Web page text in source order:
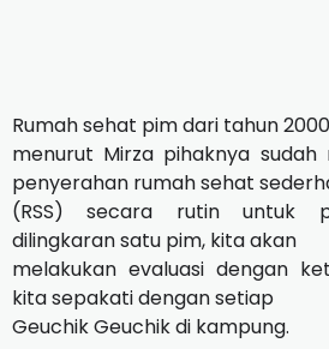
Rumah sehat pim dari tahun
menurut Mirza pihaknya
penyerahan rumah sehat
(RSS) secara rutin untuk
dilingkaran satu pim, kita akan
melakukan evaluasi dengan
kita sepakati dengan setiap
Geuchik Geuchik di kampung.